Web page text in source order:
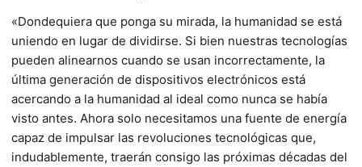
«Dondequiera que ponga su mirada, la humanidad se está
uniendo en lugar de dividirse. Si bien nuestras tecnologías
pueden alinearnos cuando se usan incorrectamente, la
última generación de dispositivos electrónicos está
acercando a la humanidad al ideal como nunca se había
visto antes. Ahora solo necesitamos una fuente de energía
capaz de impulsar las revoluciones tecnológicas que,
indudablemente, traerán consigo las próximas décadas del